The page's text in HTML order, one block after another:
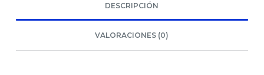
DESCRIPCIÓN
VALORACIONES (0)